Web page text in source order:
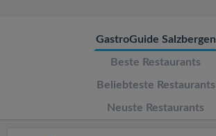
GastroGuide Salzbergen
Beste Restaurants
Beliebteste Restaurants
Neuste Restaurants